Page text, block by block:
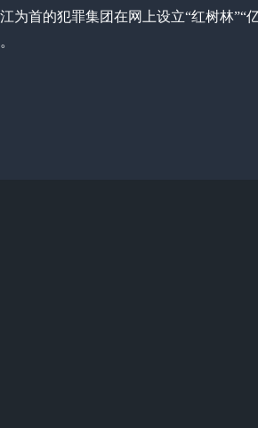
首的犯罪集团在网上设立“红树林”“